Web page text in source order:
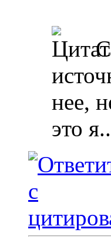
нее,
это